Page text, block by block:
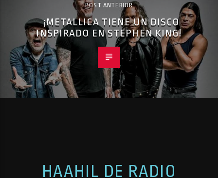
POST ANTERIOR
¡METALLICA TIENE UN DISCO
INSPIRADO EN STEPHEN KING!
HAAHIL DE RADIO